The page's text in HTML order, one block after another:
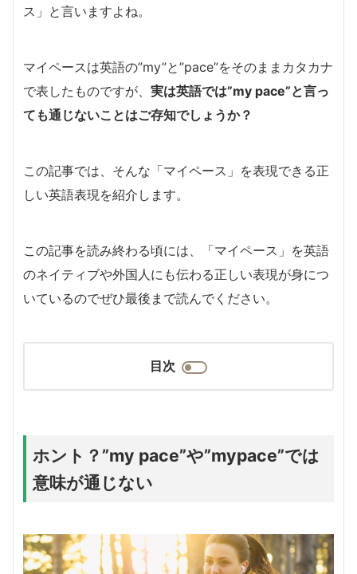
ス」と言いますよね。
マイペースは英語の”my”と”pace”をそのままカタカナ
で表したものですが、 実は英語では”my pace”と言っ
ても通じないことはご存知でしょうか？
この記事では、そんな「マイペース」を表現できる正
しい英語表現を紹介します。
この記事を読み終わる頃には、「マイペース」を英語
のネイティブや外国人にも伝わる正しい表現が身につ
いているのでぜひ最後まで読んでください。
目次
ホント？”my pace”や”mypace”では
意味が通じない